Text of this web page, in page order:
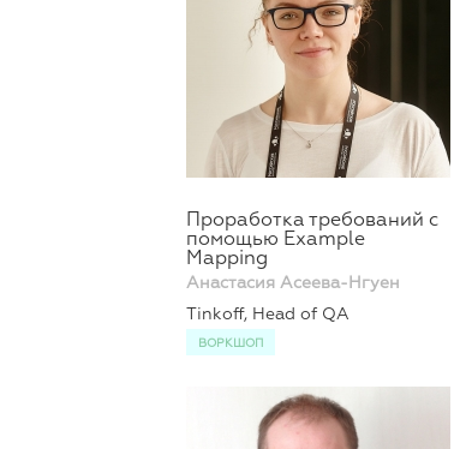
Проработка требований с
помощью Example
Mapping
Анастасия Асеева-Нгуен
Tinkoff, Head of QA
ВОРКШОП